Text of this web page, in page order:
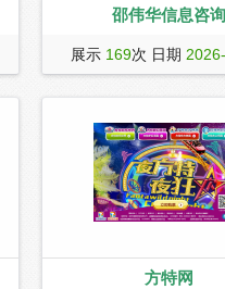
邵伟华信息咨询
成立于1994年，为您提供最
手创办，专注于信息咨询、教
吉祥产品等服务
展示 169次 日期
方特网